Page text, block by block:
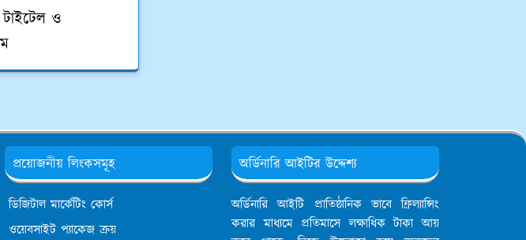
টাইটেল ও
প্রয়োজনীয় লিংকসমূহ
ডিজিটাল মার্কেটিং কোর্স
ওয়েবসাইট প্যাকেজ ক্রয়
অর্ডিনারি আইটির উদ্দেশ্য
অর্ডিনারি আইটি প্রাতিষ্ঠানিক ভাবে ফ্রিল্যান্সিং
করার মাধ্যমে প্রতিমাসে লক্ষাধিক টাকা আয়